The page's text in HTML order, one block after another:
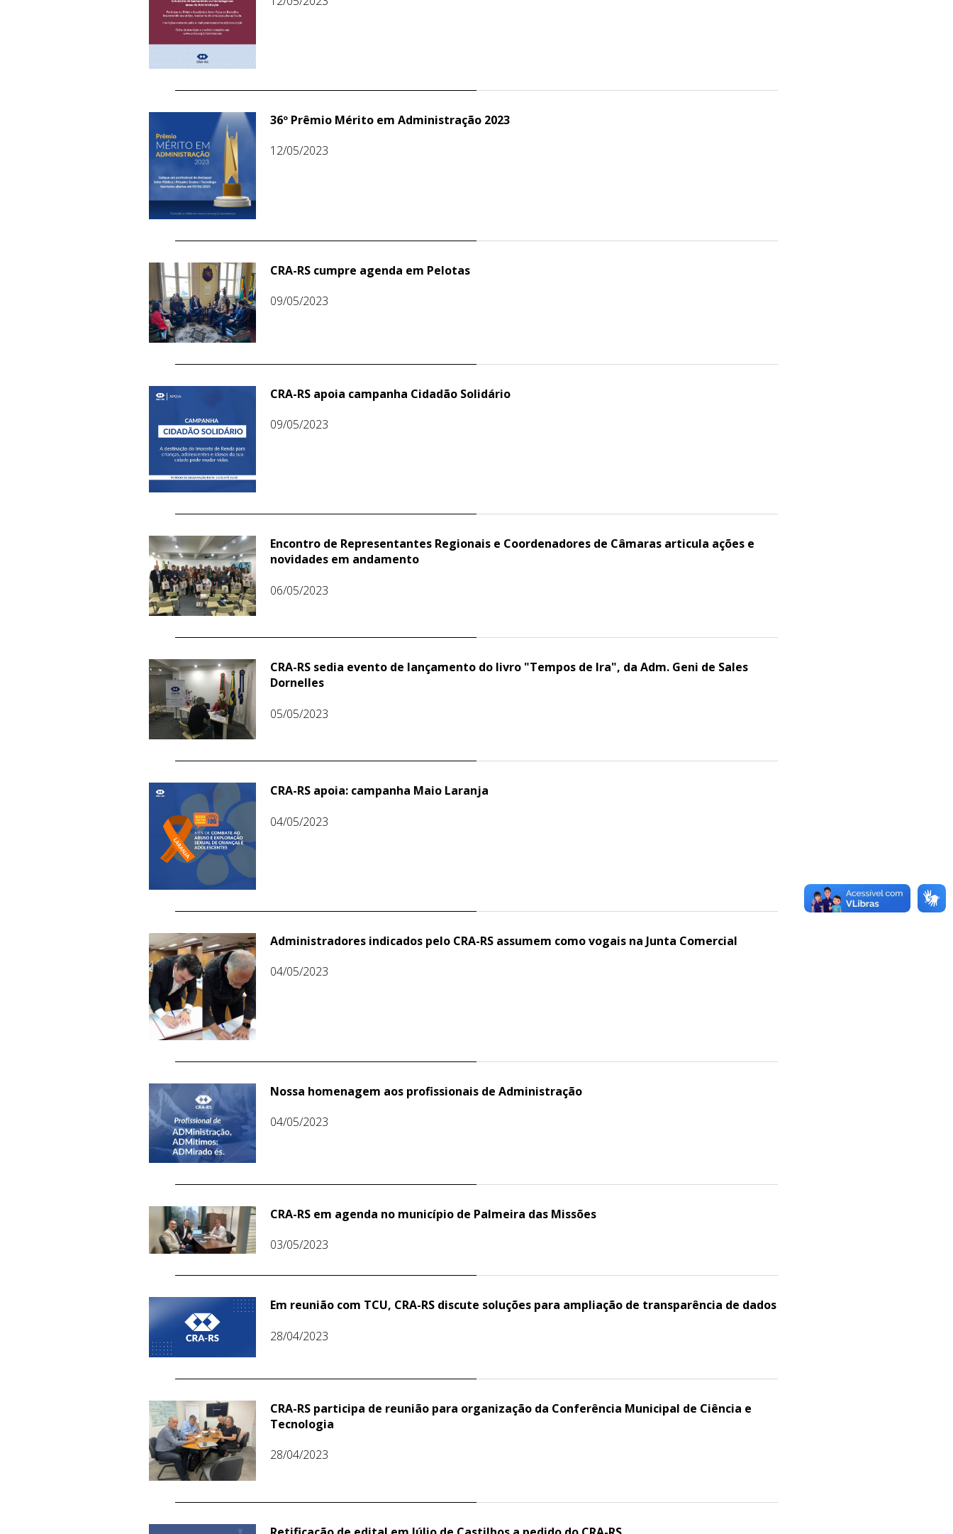
36º Prêmio Mérito em Administração 2023
12/05/2023
CRA-RS cumpre agenda em Pelotas
09/05/2023
CRA-RS apoia campanha Cidadão Solidário
09/05/2023
Encontro de Representantes Regionais e Coordenadores de Câmaras articula ações e
novidades em andamento
06/05/2023
CRA-RS sedia evento de lançamento do livro "Tempos de Ira", da Adm. Geni de Sales
Dornelles
05/05/2023
CRA-RS apoia: campanha Maio Laranja
04/05/2023
Administradores indicados pelo CRA-RS assumem como vogais na Junta Comercial
04/05/2023
Nossa homenagem aos profissionais de Administração
04/05/2023
CRA-RS em agenda no município de Palmeira das Missões
03/05/2023
Em reunião com TCU, CRA-RS discute soluções para ampliação de transparência de dados
28/04/2023
CRA-RS participa de reunião para organização da Conferência Municipal de Ciência e
Tecnologia
28/04/2023